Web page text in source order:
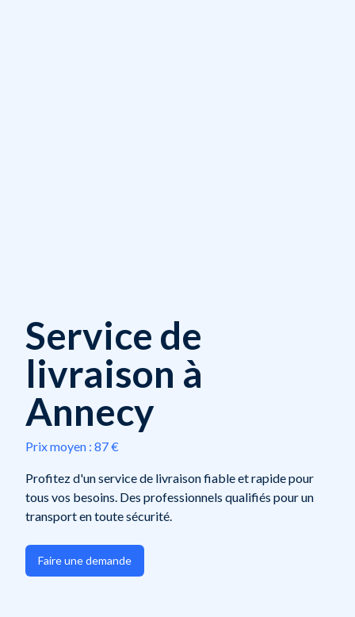
Service de
livraison à
Annecy
Prix moyen : 87 €
Profitez d'un service de livraison fiable et rapide pour
tous vos besoins. Des professionnels qualifiés pour un
transport en toute sécurité.
Faire une demande